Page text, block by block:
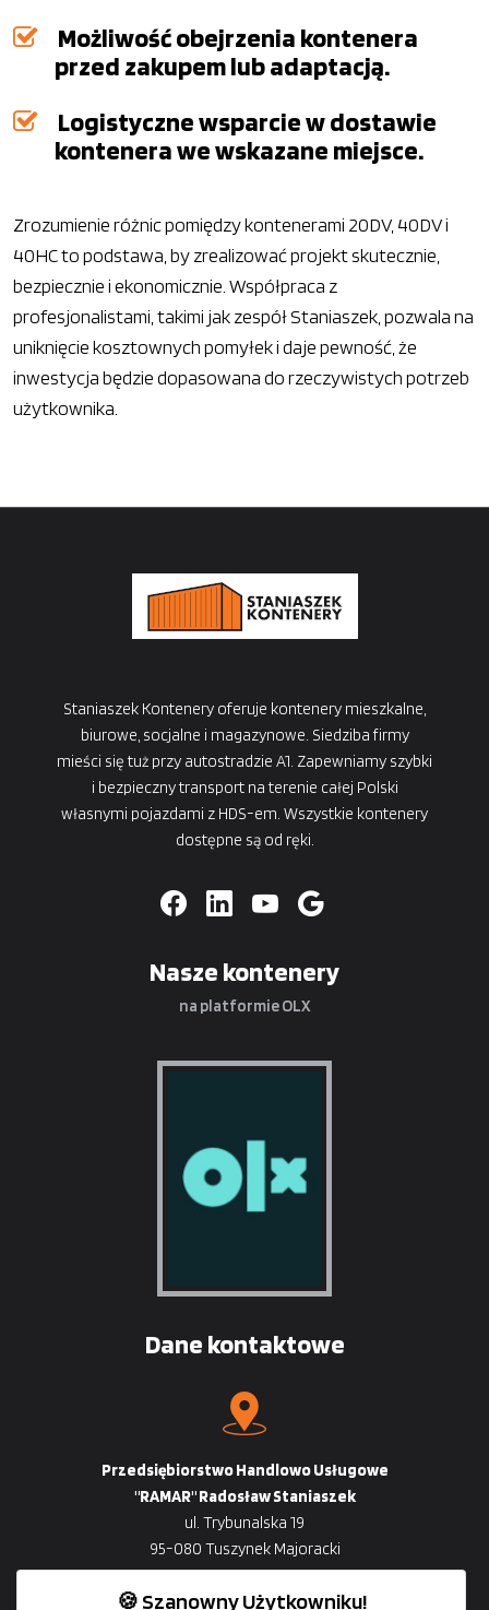
Możliwość obejrzenia kontenera
przed zakupem lub adaptacją.
Logistyczne wsparcie w dostawie
kontenera we wskazane miejsce.
Zrozumienie różnic pomiędzy kontenerami 20DV, 40DV i
40HC to podstawa, by zrealizować projekt skutecznie,
bezpiecznie i ekonomicznie. Współpraca z
profesjonalistami, takimi jak zespół Staniaszek, pozwala na
uniknięcie kosztownych pomyłek i daje pewność, że
inwestycja będzie dopasowana do rzeczywistych potrzeb
użytkownika.
Staniaszek Kontenery oferuje kontenery mieszkalne,
biurowe, socjalne i magazynowe. Siedziba firmy
mieści się tuż przy autostradzie A1. Zapewniamy szybki
i bezpieczny transport na terenie całej Polski
własnymi pojazdami z HDS-em. Wszystkie kontenery
dostępne są od ręki.
Nasze kontenery
na platformie OLX
Dane kontaktowe
Przedsiębiorstwo Handlowo Usługowe
"RAMAR" Radosław Staniaszek
ul. Trybunalska 19
95-080 Tuszynek Majoracki
🍪 Szanowny Użytkowniku!